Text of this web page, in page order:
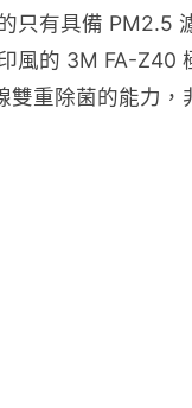
只有具備 PM2.5
風的 3M FA-Z40
雙重除菌的能力，